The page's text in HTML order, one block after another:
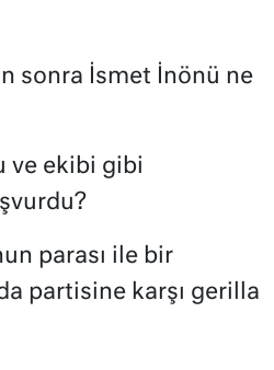
sonra İsmet İnönü ne
ve ekibi gibi
parası ile bir
partisine karşı gerilla